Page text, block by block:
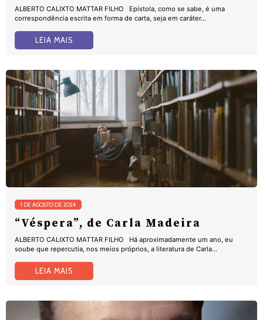
ALBERTO CALIXTO MATTAR FILHO Epístola, como se sabe, é uma
correspondência escrita em forma de carta, seja em caráter...
LEIA MAIS
1 DE AGOSTO DE 2024
“Véspera”, de Carla Madeira
ALBERTO CALIXTO MATTAR FILHO Há aproximadamente um ano, eu
soube que repercutia, nos meios próprios, a literatura de Carla...
LEIA MAIS